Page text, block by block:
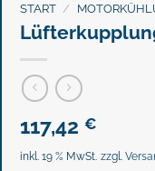
START /
117,42 €
inkl. 19 % MwSt. zzgl.